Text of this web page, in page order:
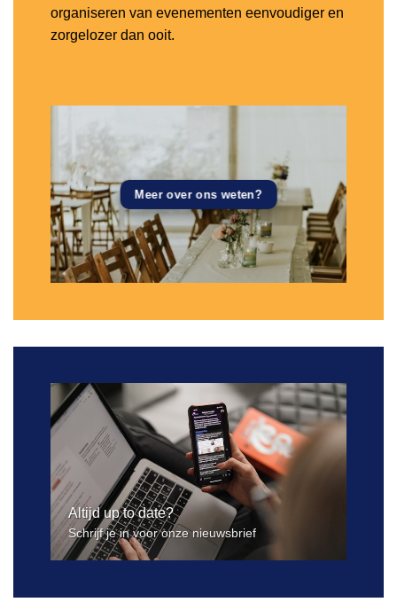
organiseren van evenementen eenvoudiger en
zorgelozer dan ooit.
Meer over ons weten?
Altijd up to date?
Schrijf je in voor onze nieuwsbrief